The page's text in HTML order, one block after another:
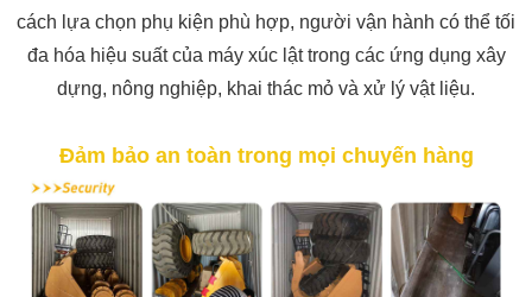
cách lựa chọn phụ kiện phù hợp, người vận hành có thể tối
đa hóa hiệu suất của máy xúc lật trong các ứng dụng xây
dựng, nông nghiệp, khai thác mỏ và xử lý vật liệu.
Đảm bảo an toàn trong mọi chuyến hàng